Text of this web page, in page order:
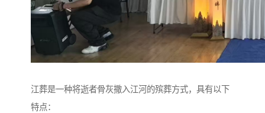
江葬是一种将逝者骨灰撒入江河的殡葬方式，具有以下
特点：